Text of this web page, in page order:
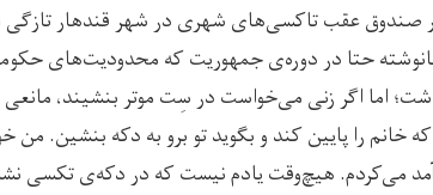
صندوق عقب تاکسی‌های شهری در شهر قندهار تازگی
حتا در دوره‌ی جمهوریت که محدودیت‌های
اما اگر زنی می‌خواست در سِت موتر بنشیند،
خانم را پایین کند و بگوید تو برو به دکه بنشین. من
می‌کردم. هیچ‌وقت یادم نیست که در دکه‌ی تکسی